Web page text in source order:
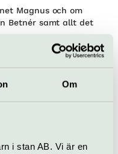
Om
i stan AB. Vi är en
Magnus och om
Betnér samt allt det